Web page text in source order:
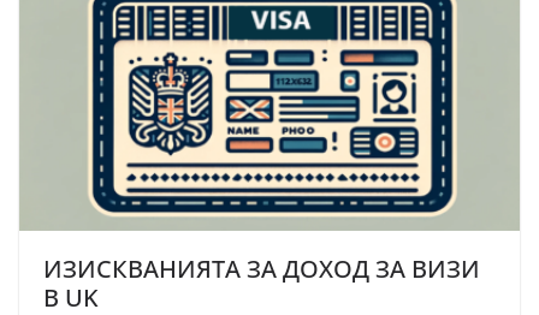
ИЗИСКВАНИЯТА ЗА ДОХОД ЗА ВИЗИ
В UK